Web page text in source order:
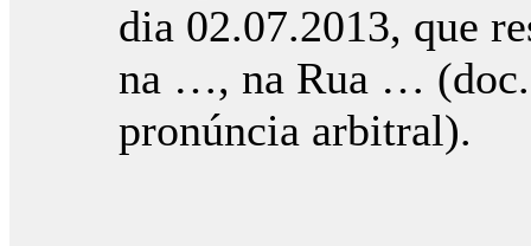
dia 02.07.2013, que
na …, na Rua … (doc.
pronúncia arbitral).